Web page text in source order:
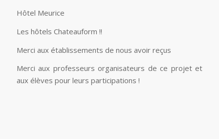
Hôtel Meurice
Les hôtels Chateauform !!
Merci aux établissements de nous avoir reçus
Merci aux professeurs organisateurs de ce projet et
aux élèves pour leurs participations !